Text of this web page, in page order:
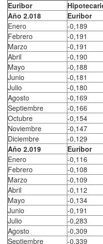
Euribor
Año 2.018
Euribor
Enero
-0,189
Febrero
-0,191
Marzo
-0,191
Abril
-0,190
Mayo
-0,188
Junio
-0,181
Julio
-0,180
Agosto
-0,169
Septiembre
-0,166
Octubre
-0,154
Noviembre
-0,147
Diciembre
-0,129
Año 2.019
Euribor
Enero
-0,116
Febrero
-0,108
Marzo
-0,109
Abril
-0,112
Mayo
-0,134
Junio
-0,191
Julio
-0,283
Agosto
-0,309
Septiembre
-0,339